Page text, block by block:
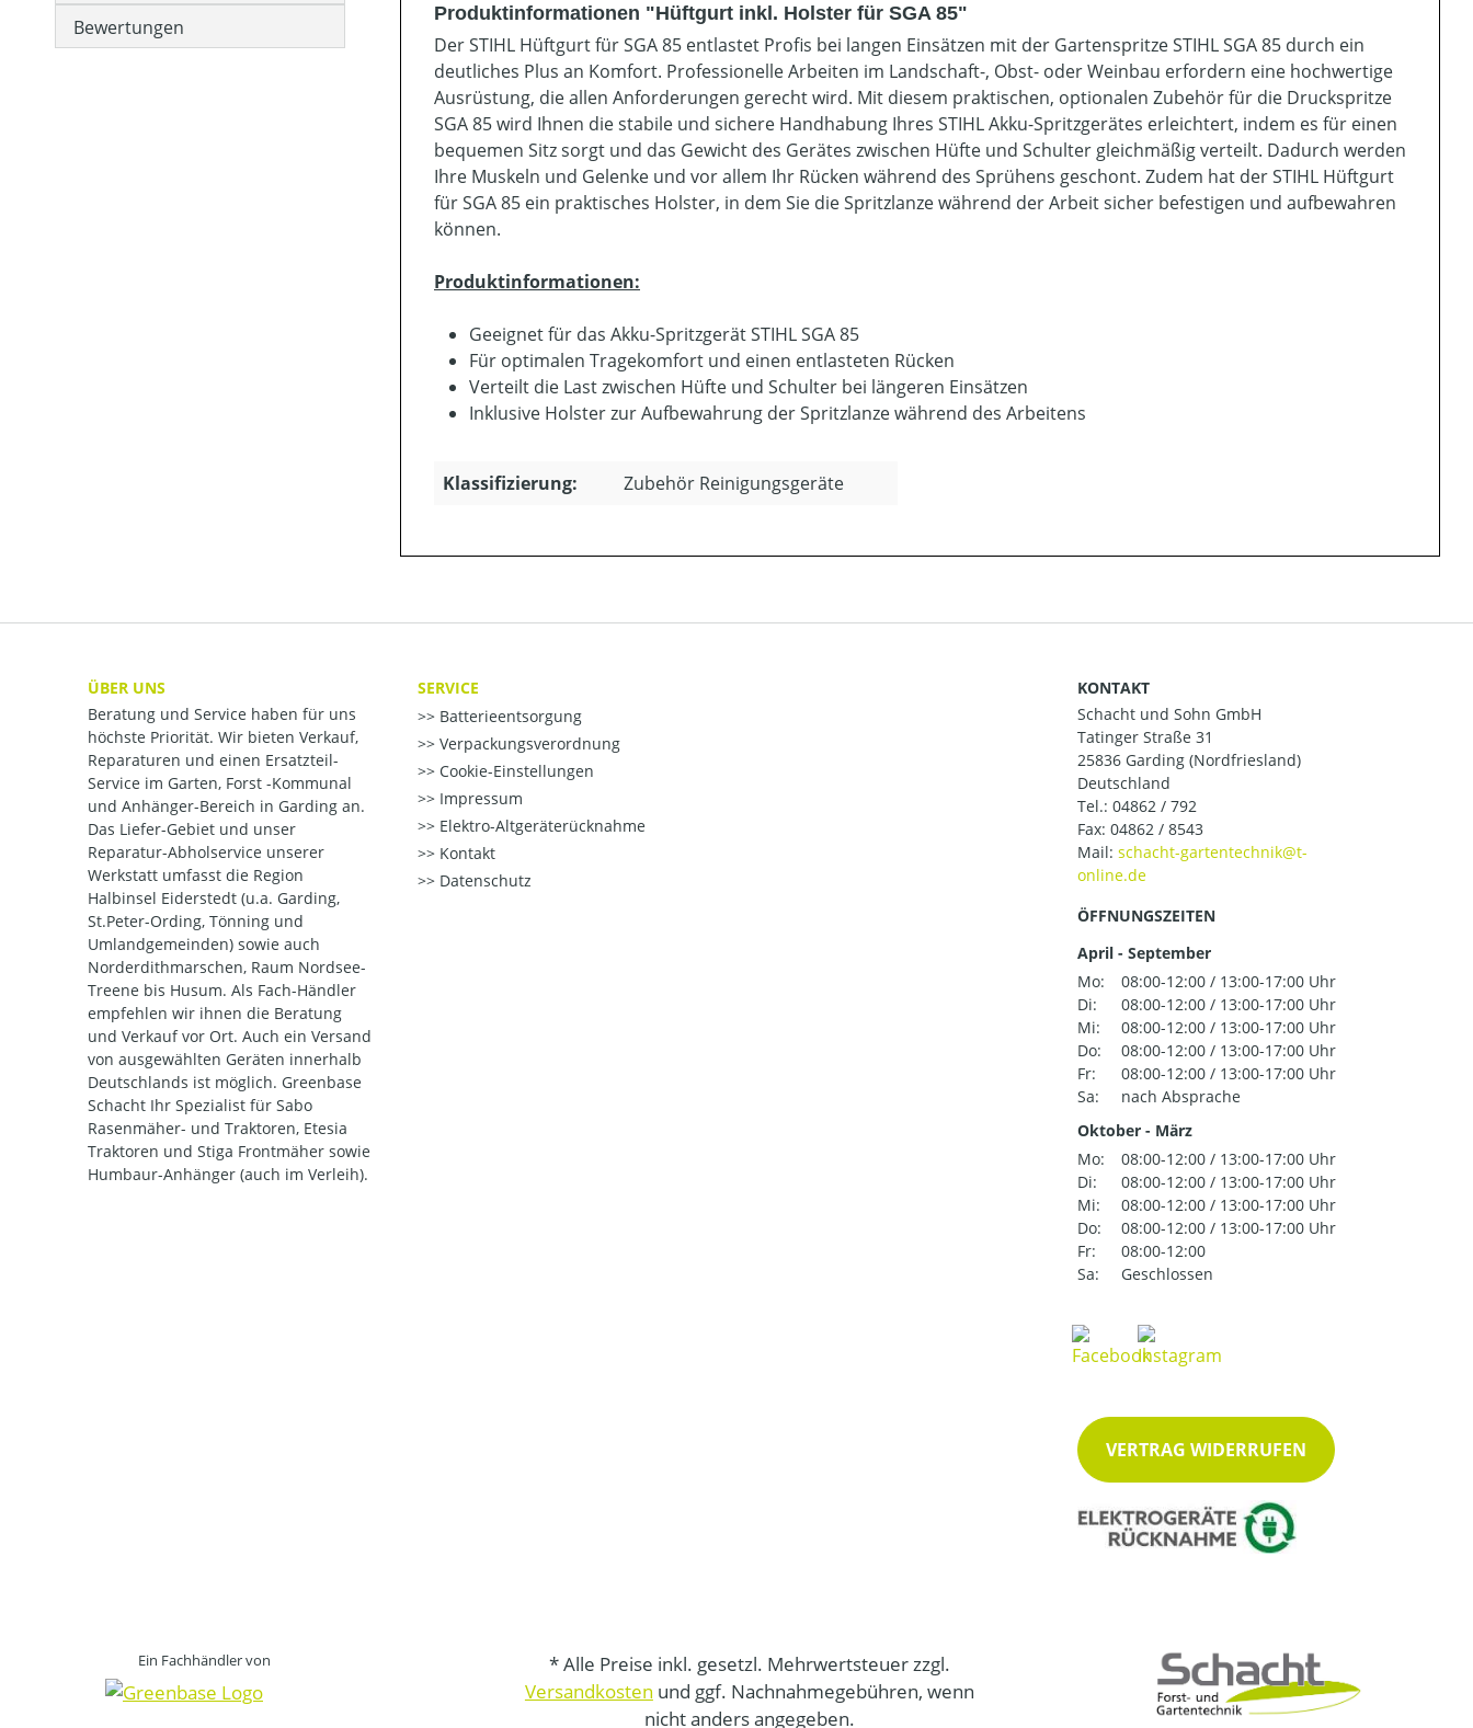
Bewertungen
Produktinformationen "Hüftgurt inkl. Holster für SGA 85"
Der STIHL Hüftgurt für SGA 85 entlastet Profis bei langen Einsätzen mit der Gartenspritze STIHL SGA 85 durch ein
deutliches Plus an Komfort. Professionelle Arbeiten im Landschaft-, Obst- oder Weinbau erfordern eine hochwertige
Ausrüstung, die allen Anforderungen gerecht wird. Mit diesem praktischen, optionalen Zubehör für die Druckspritze
SGA 85 wird Ihnen die stabile und sichere Handhabung Ihres STIHL Akku-Spritzgerätes erleichtert, indem es für einen
bequemen Sitz sorgt und das Gewicht des Gerätes zwischen Hüfte und Schulter gleichmäßig verteilt. Dadurch werden
Ihre Muskeln und Gelenke und vor allem Ihr Rücken während des Sprühens geschont. Zudem hat der STIHL Hüftgurt
für SGA 85 ein praktisches Holster, in dem Sie die Spritzlanze während der Arbeit sicher befestigen und aufbewahren
können.
Produktinformationen:
Geeignet für das Akku-Spritzgerät STIHL SGA 85
Für optimalen Tragekomfort und einen entlasteten Rücken
Verteilt die Last zwischen Hüfte und Schulter bei längeren Einsätzen
Inklusive Holster zur Aufbewahrung der Spritzlanze während des Arbeitens
Klassifizierung: Zubehör Reinigungsgeräte
ÜBER UNS
Beratung und Service haben für uns
höchste Priorität. Wir bieten Verkauf,
Reparaturen und einen Ersatzteil-
Service im Garten, Forst -Kommunal
und Anhänger-Bereich in Garding an.
Das Liefer-Gebiet und unser
Reparatur-Abholservice unserer
Werkstatt umfasst die Region
Halbinsel Eiderstedt (u.a. Garding,
St.Peter-Ording, Tönning und
Umlandgemeinden) sowie auch
Norderdithmarschen, Raum Nordsee-
Treene bis Husum. Als Fach-Händler
empfehlen wir ihnen die Beratung
und Verkauf vor Ort. Auch ein Versand
von ausgewählten Geräten innerhalb
Deutschlands ist möglich. Greenbase
Schacht Ihr Spezialist für Sabo
Rasenmäher- und Traktoren, Etesia
Traktoren und Stiga Frontmäher sowie
Humbaur-Anhänger (auch im Verleih).
SERVICE
Batterieentsorgung
Verpackungsverordnung
Cookie-Einstellungen
Impressum
Elektro-Altgeräterücknahme
Kontakt
Datenschutz
KONTAKT
Schacht und Sohn GmbH
Tatinger Straße 31
25836 Garding (Nordfriesland)
Deutschland
Tel.: 04862 / 792
Fax: 04862 / 8543
Mail:
ÖFFNUNGSZEITEN
April - September
Mo:
08:00-12:00 / 13:00-17:00 Uhr
Di:
08:00-12:00 / 13:00-17:00 Uhr
Mi:
08:00-12:00 / 13:00-17:00 Uhr
Do:
08:00-12:00 / 13:00-17:00 Uhr
Fr:
08:00-12:00 / 13:00-17:00 Uhr
Sa:
nach Absprache
Oktober - März
Mo:
08:00-12:00 / 13:00-17:00 Uhr
Di:
08:00-12:00 / 13:00-17:00 Uhr
Mi:
08:00-12:00 / 13:00-17:00 Uhr
Do:
08:00-12:00 / 13:00-17:00 Uhr
Fr:
08:00-12:00
Sa:
Geschlossen
VERTRAG WIDERRUFEN
Ein Fachhändler von
* Alle Preise inkl. gesetzl. Mehrwertsteuer zzgl.
Versandkosten und ggf. Nachnahmegebühren, wenn
nicht anders angegeben.